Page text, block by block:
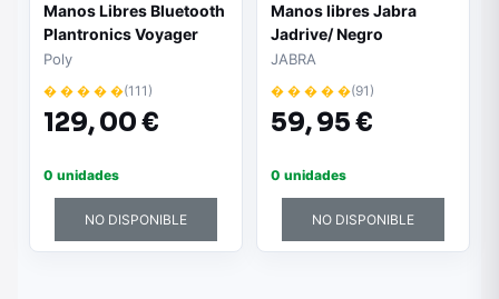
Manos Libres Bluetooth
Plantronics Voyager
5200 UC + USB Dongue
Poly
� � � � �(111)
129,00 €
0 unidades
NO DISPONIBLE
Manos libres Jabra
Jadrive/ Negro
JABRA
� � � � �(91)
59,95 €
0 unidades
NO DISPONIBLE